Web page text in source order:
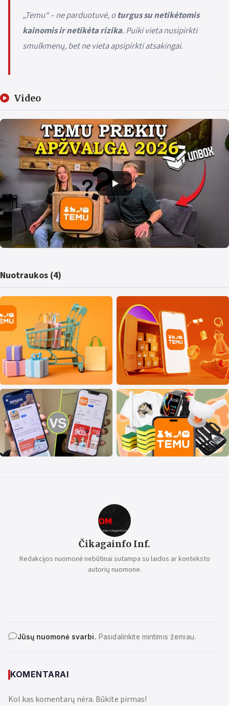
„Temu“ – ne parduotuvė, oturgus su netikėtomis
kainomis ir netikėta rizika. Puiki vieta nusipirkti
smulkmenų, bet ne vieta apsipirkti atsakingai.
Video
Nuotraukos (4)
Čikagainfo Inf.
Redakcijos nuomonė nebūtinai sutampa su laidos ar konteksto
autorių nuomone.
Jūsų nuomonė svarbi. Pasidalinkite mintimis žemiau.
KOMENTARAI
Kol kas komentarų nėra. Būkite pirmas!